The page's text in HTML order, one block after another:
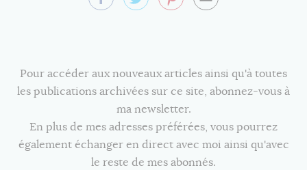
Pour accéder aux nouveaux articles ainsi qu'à toutes
les publications archivées sur ce site, abonnez-vous à
ma newsletter.
En plus de mes adresses préférées, vous pourrez
également échanger en direct avec moi ainsi qu'avec
le reste de mes abonnés.